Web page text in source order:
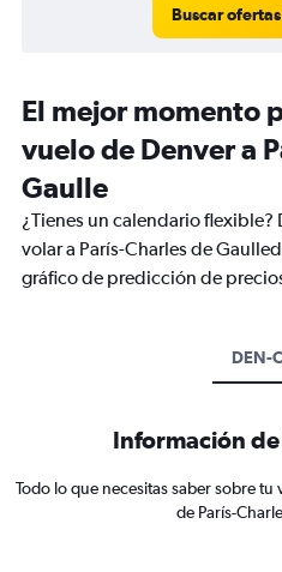
Buscar ofertas
El mejor momento
vuelo de Denver a
Gaulle
¿Tienes un calendario
volar a París-Charles de
gráfico de predicción de
DEN-
Información
Todo lo que necesitas saber sobre
de París-